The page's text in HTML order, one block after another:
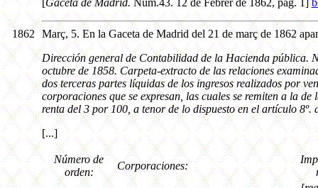
[Gaceta de Madrid.Núm.43. 12 de Febrer de 1862, pàg. 1]
1862 Març, 5. En la Gaceta de Madrid del 21 de març de 1862
Dirección general de Contabilidad de la Hacienda pública.
octubre de 1858. Carpeta-extracto de las relaciones
dos terceras partes líquidas de los ingresos realizados por
corporaciones que se expresan, las cuales se remiten a la
renta del 3 por 100, a tenor de lo dispuesto en el artículo 8º.
[...]
Número de
orden:
Corporaciones: